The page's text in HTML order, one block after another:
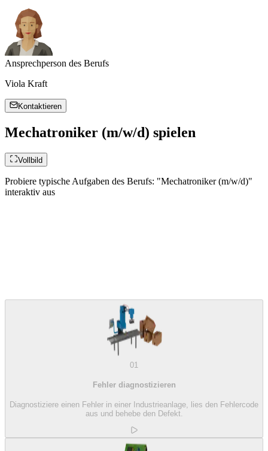
Ansprechperson des Berufs
Viola Kraft
Kontaktieren
Mechatroniker (m/w/d) spielen
Vollbild
Probiere typische Aufgaben des Berufs: "Mechatroniker (m/w/d)"
interaktiv aus
01
Fehler diagnostizieren
Diagnostiziere einen Fehler in einer Industrieanlage, lies den Fehlercode
aus und behebe den Defekt.